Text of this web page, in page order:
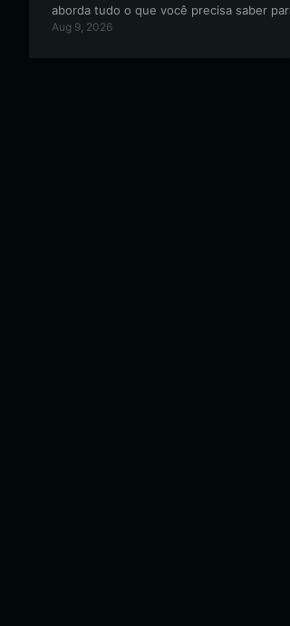
aborda tudo o que você precisa saber
ecossistema baseado em EVM para este
Aug 9, 2026